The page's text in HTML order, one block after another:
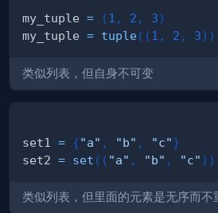
my_tuple = (1 , 2 , 3)
my_tuple = tuple( (1 , 2 , 3) )
类似列表，但自身不可变
set1 = {"a" , "b" , "c"}
set2 = set ( ( "a" , "b" , "c" ) )
类似列表，但里面的元素是无序而不